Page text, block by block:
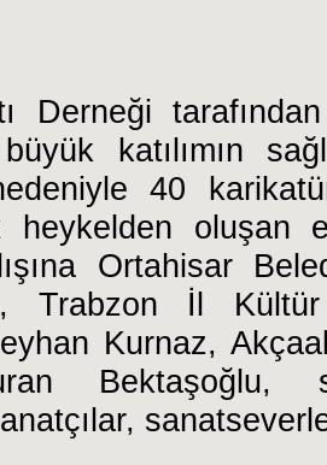
Derneği
büyük katılımın
40
heykelden oluşan
Ortahisar
Trabzon İl
Kurnaz,
Bektaşoğlu,